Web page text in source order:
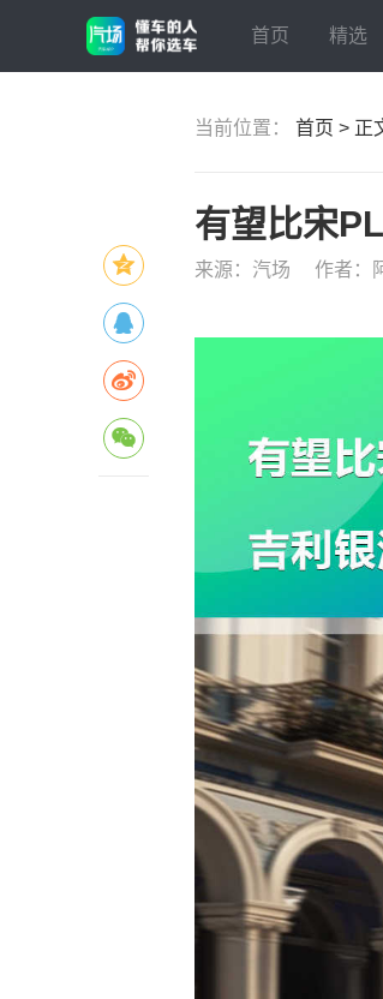
首页 精选
当前位置： 首页 > 正
有望比宋
来源：汽场 作者：